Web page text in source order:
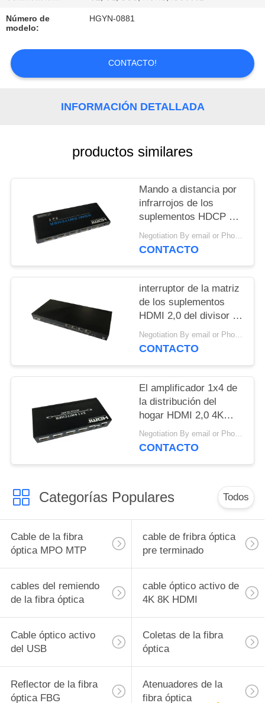
ÉNTRENOS
EN
CONTACTO
CITA
Número de
modelo:
HGYN-0881
CONTACTO!
INFORMACIÓN DETALLADA
productos similares
Mando a distancia por
infrarrojos de los
suplementos HDCP 2,2
del divisor de HDMI 2,1
PS4 4K 8K HDMI
Negotiation By email or Phone Call MOQ:El decir de MOQ es 10pcs
CONTACTO
interruptor de la matriz
de los suplementos
HDMI 2,0 del divisor de
4X2 4K 8K HDMI con
4Kx2K 60Hz
Negotiation By email or Phone Call MOQ:El decir de MOQ es 10pcs
CONTACTO
El amplificador 1x4 de
la distribución del
hogar HDMI 2,0 4K
Hdmi hasta 4 salidas
Metal la vivienda
Negotiation By email or Phone Call MOQ:El decir de MOQ es 10pcs
CONTACTO
Categorías Populares Todos
Cable de la fibra
óptica MPO MTP
cable de fribra óptica
pre terminado
cables del remiendo
de la fibra óptica
cable óptico activo de
4K 8K HDMI
Cable óptico activo
del USB
Coletas de la fibra
óptica
Reflector de la fibra
óptica FBG
Atenuadores de la
fibra óptica